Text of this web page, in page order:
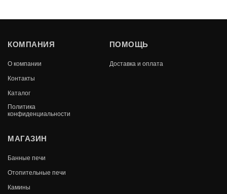
КОМПАНИЯ
О компании
Контакты
Каталог
Политика
конфиденциальности
ПОМОЩЬ
Доставка и оплата
МАГАЗИН
Банные печи
Отопительные печи
Камины